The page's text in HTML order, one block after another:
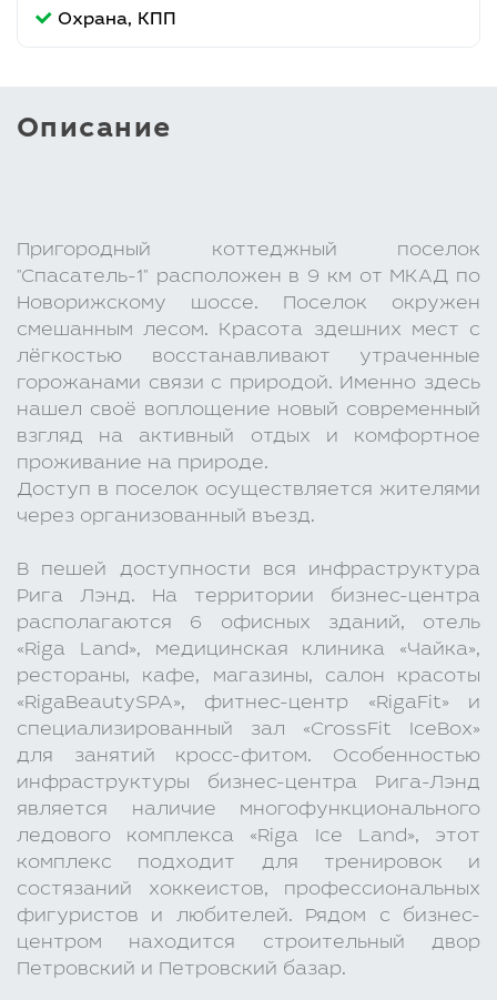
Охрана, КПП
Описание
Пригородный коттеджный поселок
"Спасатель-1" расположен в 9 км от МКАД по
Новорижскому шоссе. Поселок окружен
смешанным лесом. Красота здешних мест с
лёгкостью восстанавливают утраченные
горожанами связи с природой. Именно здесь
нашел своё воплощение новый современный
взгляд на активный отдых и комфортное
проживание на природе.
Доступ в поселок осуществляется жителями
через организованный въезд.
В пешей доступности вся инфраструктура
Рига Лэнд. На территории бизнес-центра
располагаются 6 офисных зданий, отель
«Riga Land», медицинская клиника «Чайка»,
рестораны, кафе, магазины, салон красоты
«RigaBeautySPA», фитнес-центр «RigaFit» и
специализированный зал «CrossFit IceBox»
для занятий кросс-фитом. Особенностью
инфраструктуры бизнес-центра Рига-Лэнд
является наличие многофункционального
ледового комплекса «Riga Ice Land», этот
комплекс подходит для тренировок и
состязаний хоккеистов, профессиональных
фигуристов и любителей. Рядом с бизнес-
центром находится строительный двор
Петровский и Петровский базар.